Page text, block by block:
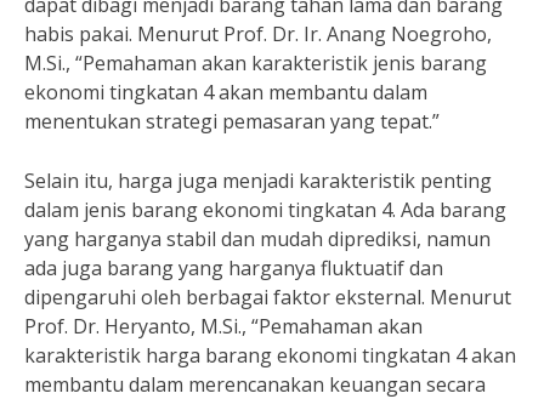
habis pakai. Menurut Prof. Dr. Ir. Anang Noegroho,
M.Si., “Pemahaman akan karakteristik jenis barang
ekonomi tingkatan 4 akan membantu dalam
menentukan strategi pemasaran yang tepat.”
Selain itu, harga juga menjadi karakteristik penting
dalam jenis barang ekonomi tingkatan 4. Ada barang
yang harganya stabil dan mudah diprediksi, namun
ada juga barang yang harganya fluktuatif dan
dipengaruhi oleh berbagai faktor eksternal. Menurut
Prof. Dr. Heryanto, M.Si., “Pemahaman akan
karakteristik harga barang ekonomi tingkatan 4 akan
membantu dalam merencanakan keuangan secara